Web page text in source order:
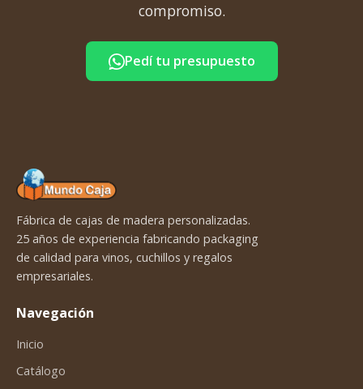
compromiso.
Pedí tu presupuesto
Fábrica de cajas de madera personalizadas.
25 años de experiencia fabricando packaging
de calidad para vinos, cuchillos y regalos
empresariales.
Navegación
Inicio
Catálogo